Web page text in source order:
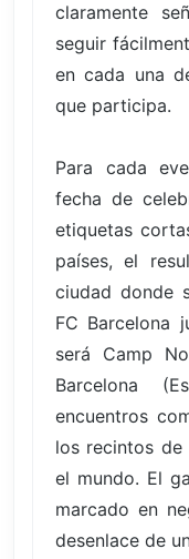
claramente
seguir
en cada una
que participa.
Para cada
fecha de
etiquetas
países, el
ciudad donde
FC Barcelona
será Camp
Barcelona
encuentros
los recintos
el mundo. El
marcado en
desenlace de